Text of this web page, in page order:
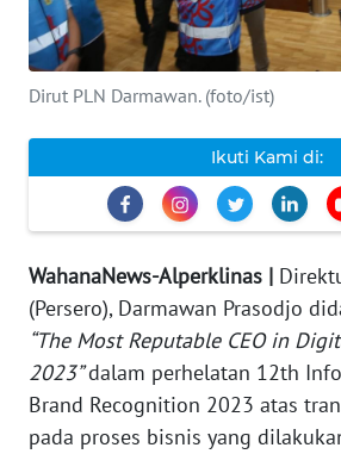
Dirut PLN Darmawan. (foto/ist)
Ikuti Kami di:
WahanaNews-Alperklinas |
(Persero), Darmawan Prasodjo
“The Most Reputable CEO in
2023”dalam perhelatan 12th
Brand Recognition 2023 atas
pada proses bisnis yang
INFO
IKLAN
KAMI
PEDOMAN
SIBER
REDAKSI
KARIR